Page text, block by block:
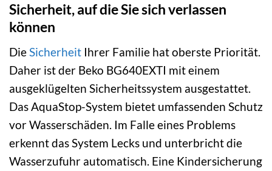
Sicherheit, auf die Sie sich verlassen
können
DieSicherheit Ihrer Familie hat oberste Priorität.
Daher ist der Beko BG640EXTI mit einem
ausgeklügelten Sicherheitssystem ausgestattet.
Das AquaStop-System bietet umfassenden Schutz
vor Wasserschäden. Im Falle eines Problems
erkennt das System Lecks und unterbricht die
Wasserzufuhr automatisch. Eine Kindersicherung